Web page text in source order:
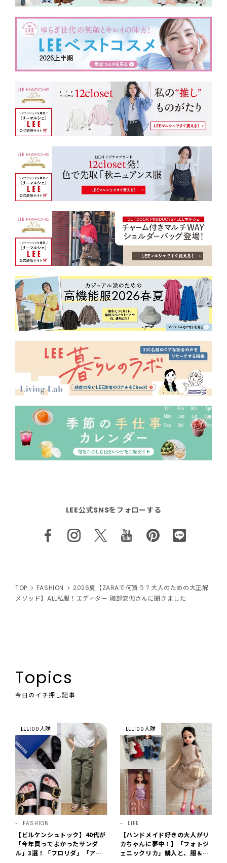
LEE公式SNSをフォローする
TOP FASHION
2026夏【ZARAで何買う？大人のための大正解
メソッド】ALL私服！エディター 磯部安伽さんに聞きました
Topics
今日のイチ押し記事
LEE100人隊
FASHION
【ビルケンシュトック】40代が
「今年買ってよかったサンダ
ル」3選！「フロリダ」「アリ
LEE100人隊
LIFE
【ハンドメイド好きの大人がリ
カちゃんに夢中！】「フォトジ
ェニックリカ」購入と、服＆ク